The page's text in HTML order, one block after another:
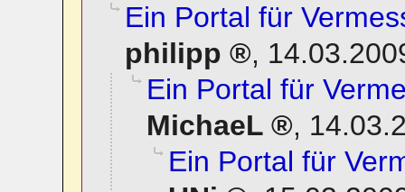
Ein Portal für
philipp
,
Ein Portal für
MichaeL
,
Ein Portal für